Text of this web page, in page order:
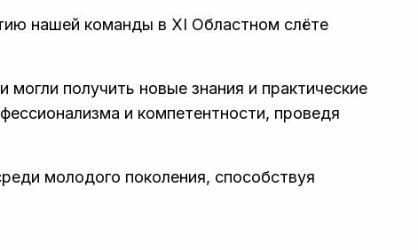
нашей команды в XI Областном слёте
получить новые знания и практические
и компетентности, проведя
молодого поколения, способствуя